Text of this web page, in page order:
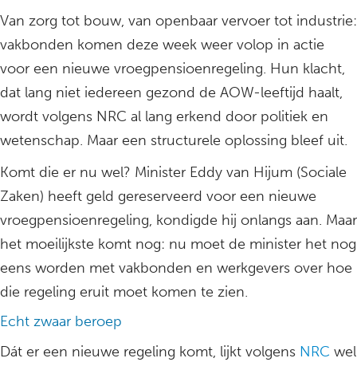
Van zorg tot bouw, van openbaar vervoer tot industrie:
vakbonden komen deze week weer volop in actie
voor een nieuwe vroegpensioenregeling. Hun klacht,
dat lang niet iedereen gezond de AOW-leeftijd haalt,
wordt volgens NRC al lang erkend door politiek en
wetenschap. Maar een structurele oplossing bleef uit.
Komt die er nu wel? Minister Eddy van Hijum (Sociale
Zaken) heeft geld gereserveerd voor een nieuwe
vroegpensioenregeling, kondigde hij onlangs aan. Maar
het moeilijkste komt nog: nu moet de minister het nog
eens worden met vakbonden en werkgevers over hoe
die regeling eruit moet komen te zien.
Echt zwaar beroep
Dát er een nieuwe regeling komt, lijkt volgens NRC wel